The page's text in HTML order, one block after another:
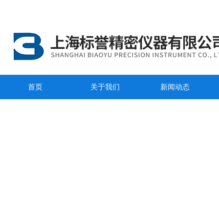
首页 关于我们 新闻动态